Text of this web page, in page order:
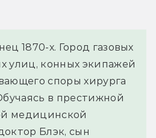
1870-х. Город газовых
улиц, конных экипажей
споры хирурга
в престижной
медицинской
Блэк, сын